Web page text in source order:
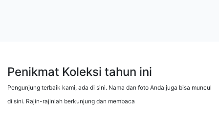
Penikmat Koleksi tahun ini
Pengunjung terbaik kami, ada di sini. Nama dan foto Anda juga bisa muncul
di sini. Rajin-rajinlah berkunjung dan membaca